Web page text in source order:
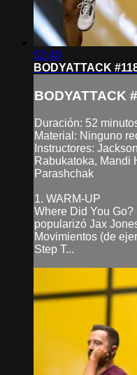
52:40
BODYATTACK
BODYATTACK
Duración: 52
Material: Ninguno
Instructores:
Rabukatoka, Mandi
Parashchak
1. WARM-UP
Where Did You
popularizó Jax
Movimientos (de
Step T...